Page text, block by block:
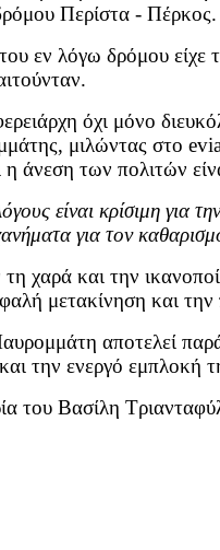
Περίστα - Πέρκος.
εν λόγω δρόμου είχε
όχι μόνο
μιλώντας στο
η άνεση των πολιτών
είναι κρίσιμη
για τον
τη χαρά και την
μετακίνηση και
αποτελεί
την ενεργό εμπλοκή
του Βασίλη